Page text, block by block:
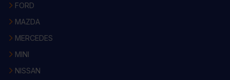
FORD
MAZDA
MERCEDES
MINI
NISSAN